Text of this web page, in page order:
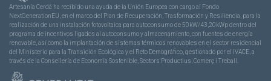
Artesanía Cerdá ha recibido una ayuda de la Unión Europea con cargo al Fondo
NextGenerationEU, en el marco del Plan de Recuperación, Trasformación y Resiliencia, para la
realización de una instalación fotovoltaica para autoconsumo de 50kW/43,20kWp dentro del
programa de incentivos ligados al autoconsumo y almacenamiento, con fuentes de energía
renovable, así como la implantación de sistemas térmicos renovables en el sector residencial
del Ministerio para la Transición Ecológica y el Reto Demográfico, gestionado por el IVACE, a
través de la Consellería de Economía Sostenible, Sectors Productius, Comerç i Treball.